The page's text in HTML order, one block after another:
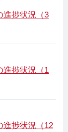
進捗状況（3
進捗状況（1
進捗状況（12